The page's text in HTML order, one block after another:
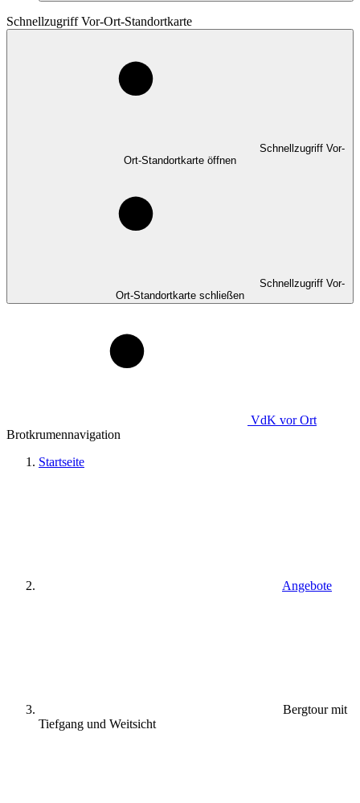
Schnellzugriff Vor-Ort-Standortkarte
Schnellzugriff Vor-
Ort-Standortkarte öffnen
Schnellzugriff Vor-
Ort-Standortkarte schließen
VdK vor Ort
Brotkrumennavigation
Startseite
Angebote
Bergtour mit
Tiefgang und Weitsicht